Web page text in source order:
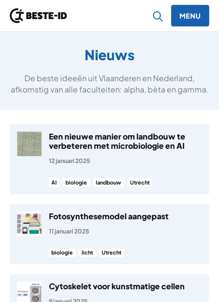
MENU
Nieuws
De beste ideeën uit Vlaanderen en Nederland,
afkomstig van alle faculteiten: alpha, bèta en gamma.
Een nieuwe manier om landbouw te
verbeteren met microbiologie en AI
12 januari 2025
AI biologie landbouw Utrecht
Fotosynthesemodel aangepast
11 januari 2025
biologie licht Utrecht
​​Cytoskelet voor kunstmatige cellen